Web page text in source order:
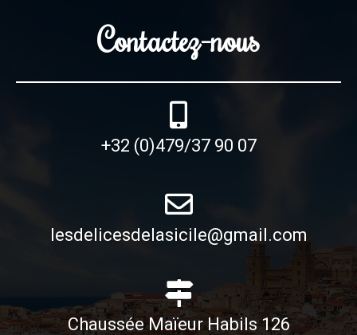
Contactez-nous
+32 (0)479/37 90 07
lesdelicesdelasicile@gmail.com
Chaussée Maïeur Habils 126